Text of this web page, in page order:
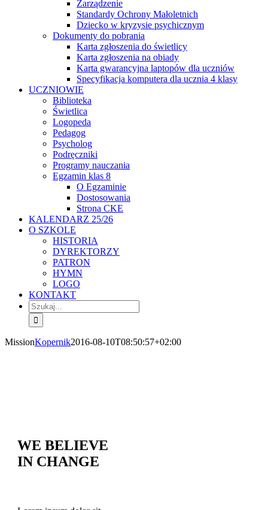
Zarządzenie
Standardy Ochrony Małoletnich
Dziecko w kryzysie psychicznym
Dokumenty do pobrania
Karta zgłoszenia do świetlicy
Karta zgłoszenia na obiady
Karta gwarancyjna laptopów dla uczniów
Specyfikacja komputera dla ucznia 4 klasy
UCZNIOWIE
Biblioteka
Świetlica
Logopeda
Pedagog
Psycholog
Podręczniki
Programy nauczania
Egzamin klas 8
O Egzaminie
Dostosowania
Strona CKE
KALENDARZ 25/26
O SZKOLE
HISTORIA
DYREKTORZY
PATRON
HYMN
LOGO
KONTAKT
Szukaj
MissionKopernik2016-08-10T08:50:57+02:00
WE BELIEVE
IN CHANGE